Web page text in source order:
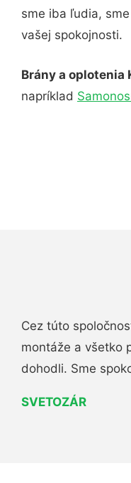
sme iba ľudia,
vašej spokojnosti.
Brány a oplotenia
napríklad
Cez túto
montáže a všetko
dohodli. Sme
SVETOZÁR